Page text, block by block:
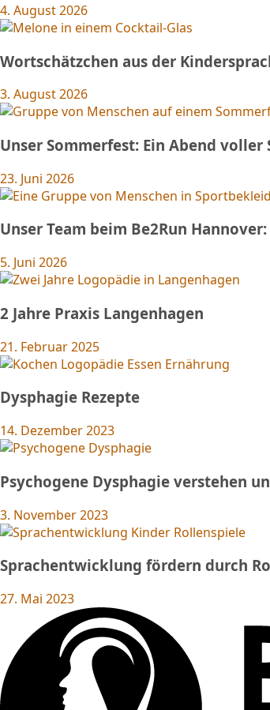
4. August 2026
Wortschätzchen aus der
3. August 2026
Unser Sommerfest: Ein Abend voller
23. Juni 2026
Unser Team beim Be2Run
5. Juni 2026
2 Jahre Praxis Langenhagen
21. Februar 2025
Dysphagie Rezepte
14. Dezember 2023
Psychogene Dysphagie verstehen
3. November 2023
Sprachentwicklung fördern durch
27. Mai 2023